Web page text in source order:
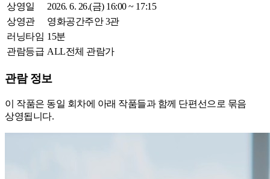
상영일
2026. 6. 26.(금) 16:00 ~ 17:15
상영관
영화공간주안 3관
러닝타임 15분
관람등급 ALL전체 관람가
관람 정보
이 작품은 동일 회차에 아래 작품들과 함께 단편선으로 묶음
상영됩니다.